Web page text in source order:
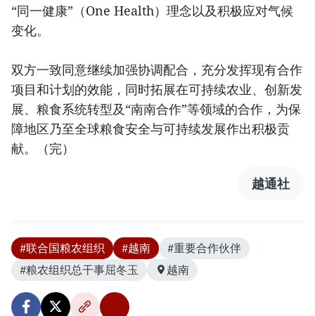
“同一健康”（One Health）理念以及积极应对气候
变化。
双方一致同意继续加强协调配合，充分发挥现有合作
项目和计划的效能，同时拓展在可持续农业、创新发
展、粮食系统转型及“南南合作”等领域的合作，为保
障地区乃至全球粮食安全与可持续发展作出积极贡
献。（完）
越通社
#联合国粮农组织 #越南
#重要合作伙伴
#粮农组织总干事屈冬玉
越南